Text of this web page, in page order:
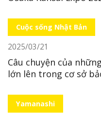
Cuộc sống Nhật Bản
2025/03/21
Câu chuyện của
lớn lên trong cơ sở
Yamanashi